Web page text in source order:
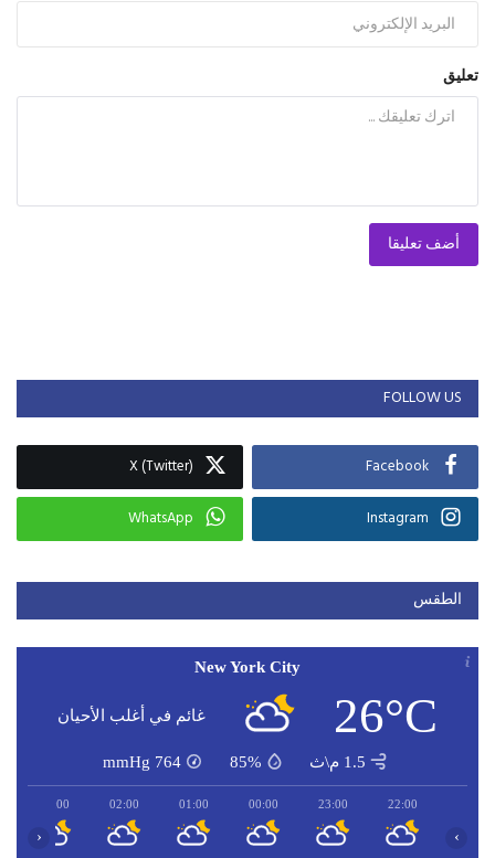
تعليق
أضف تعليقا
FOLLOW US
Facebook
X (Twitter)
Instagram
WhatsApp
الطقس
New York City
26°C غائم في أغلب الأحيان
1.5 م\ث 85%
764
mmHg
22:00
23:00
00:00
01:00
02:00
03:00
‹ ›